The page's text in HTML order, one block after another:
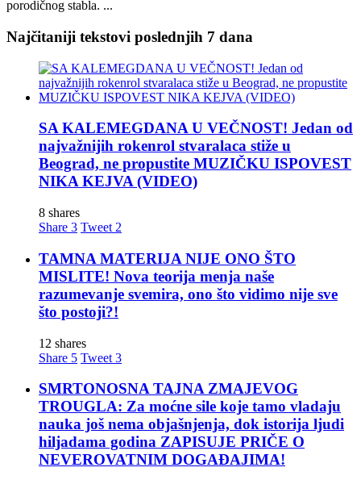
porodičnog stabla. ...
Najčitaniji tekstovi poslednjih 7 dana
SA KALEMEGDANA U VEČNOST! Jedan od
najvažnijih rokenrol stvaralaca stiže u
Beograd, ne propustite MUZIČKU ISPOVEST
NIKA KEJVA (VIDEO)
8 shares
Share 3 Tweet 2
TAMNA MATERIJA NIJE ONO ŠTO
MISLITE! Nova teorija menja naše
razumevanje svemira, ono što vidimo nije sve
što postoji?!
12 shares
Share 5 Tweet 3
SMRTONOSNA TAJNA ZMAJEVOG
TROUGLA: Za moćne sile koje tamo vladaju
nauka još nema objašnjenja, dok istorija ljudi
hiljadama godina ZAPISUJE PRIČE O
NEVEROVATNIM DOGAĐAJIMA!